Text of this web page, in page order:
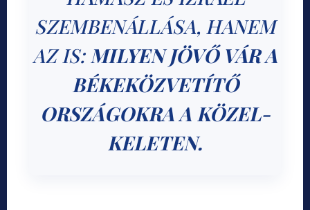
SZEMBENÁLLÁSA, HANEM
AZ IS:MILYEN JÖVŐ VÁR A
BÉKEKÖZVETÍTŐ
ORSZÁGOKRA A KÖZEL-
KELETEN.